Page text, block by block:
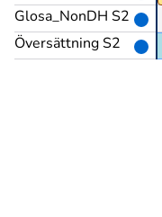
Glosa_NonDH S2
Översättning S2